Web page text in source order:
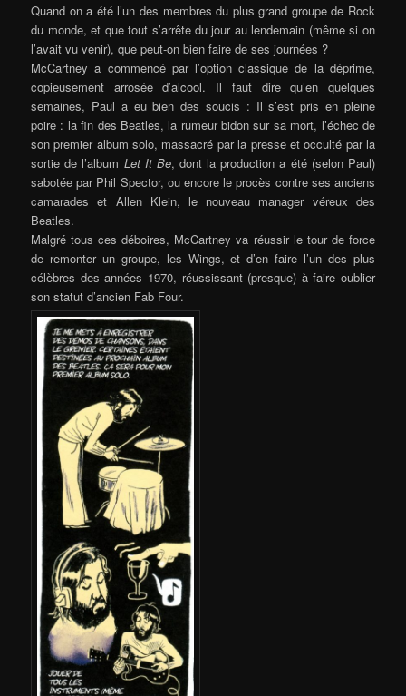
Quand on a été l’un des membres du plus grand groupe de Rock
du monde, et que tout s’arrête du jour au lendemain (même si on
l’avait vu venir), que peut-on bien faire de ses journées ?
McCartney a commencé par l’option classique de la déprime,
copieusement arrosée d’alcool. Il faut dire qu’en quelques
semaines, Paul a eu bien des soucis : Il s’est pris en pleine
poire : la fin des Beatles, la rumeur bidon sur sa mort, l’échec de
son premier album solo, massacré par la presse et occulté par la
sortie de l’album Let It Be, dont la production a été (selon Paul)
sabotée par Phil Spector, ou encore le procès contre ses anciens
camarades et Allen Klein, le nouveau manager véreux des
Beatles.
Malgré tous ces déboires, McCartney va réussir le tour de force
de remonter un groupe, les Wings, et d’en faire l’un des plus
célèbres des années 1970, réussissant (presque) à faire oublier
son statut d’ancien Fab Four.